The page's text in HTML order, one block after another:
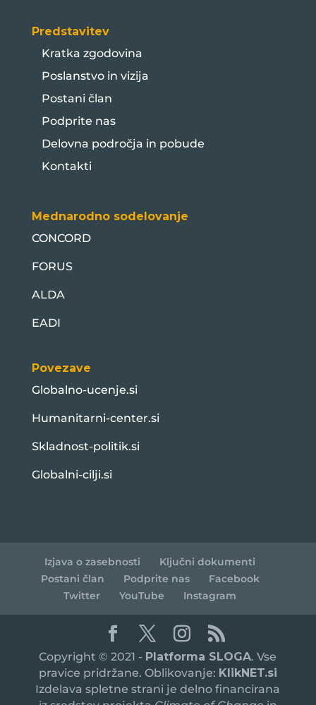
Predstavitev
Kratka zgodovina
Poslanstvo in vizija
Postani član
Podprite nas
Delovna področja in pobude
Kontakti
Mednarodno sodelovanje
CONCORD
FORUS
ALDA
EADI
Povezave
Globalno-ucenje.si
Humanitarni-center.si
Skladnost-politik.si
Globalni-cilji.si
Izjava o zasebnosti
Ključni dokumenti
Postani član
Podprite nas
Facebook
Twitter
YouTube Instagram
Copyright © 2021 - Platforma SLOGA. Vse
pravice pridržane. Oblikovanje: KlikNET.si
Izdelava spletne strani je delno financirana